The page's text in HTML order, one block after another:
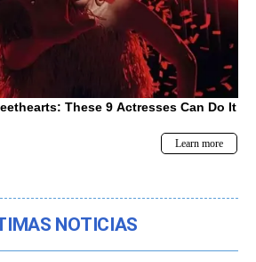
NOTICIAS